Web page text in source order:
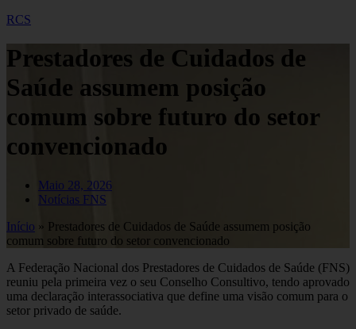
RCS
Prestadores de Cuidados de
Saúde assumem posição
comum sobre futuro do setor
convencionado
Maio 28, 2026
Notícias FNS
Início » Prestadores de Cuidados de Saúde assumem posição
comum sobre futuro do setor convencionado
A Federação Nacional dos Prestadores de Cuidados de Saúde (FNS)
reuniu pela primeira vez o seu Conselho Consultivo, tendo aprovado
uma declaração interassociativa que define uma visão comum para o
setor privado de saúde.